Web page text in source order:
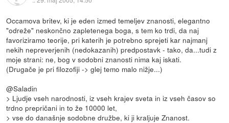
Occamova britev, ki je eden izmed temeljev znanosti, elegantno
"odreže" neskončno zapletenega boga, s tem ko trdi, da naj
favoriziramo teorije, pri katerih je potrebno sprejeti kar najmanj
nekih nepreverjenih (nedokazanih) predpostavk - tako, da...tudi z
moje strani: ne, bog v sodobni znanosti nima kaj iskati.
(Drugače je pri filozofiji -> glej temo malo nižje...)
@Saladin
> Ljudje vseh narodnosti, iz vseh krajev sveta in iz vseh časov so
trdno prepričani in to že 10000 let,
> vse do današnje sodobne družbe, ki ji kraljuje Znanost.